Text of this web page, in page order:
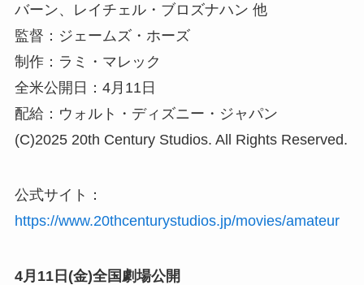
バーン、レイチェル・ブロズナハン 他
監督：ジェームズ・ホーズ
制作：ラミ・マレック
全米公開日：4月11日
配給：ウォルト・ディズニー・ジャパン
(C)2025 20th Century Studios. All Rights Reserved.
公式サイト：
https://www.20thcenturystudios.jp/movies/amateur
4月11日(金)全国劇場公開